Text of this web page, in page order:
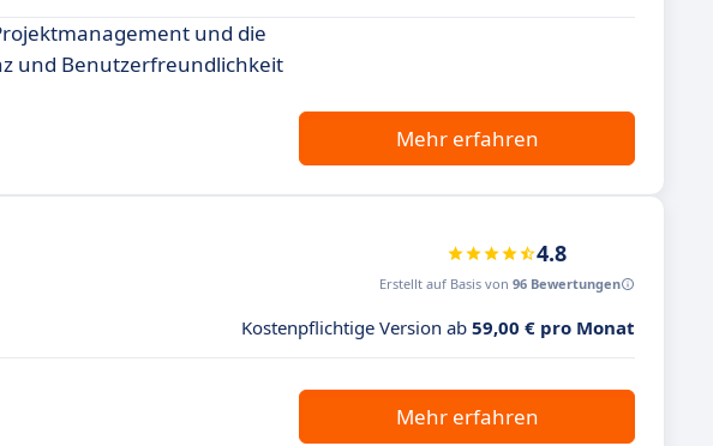
und die
und Benutzerfreundlichkeit
Mehr erfahren
4.8
Erstellt auf Basis von 96 Bewertungen
Kostenpflichtige Version ab 59,00 € pro Monat
Mehr erfahren